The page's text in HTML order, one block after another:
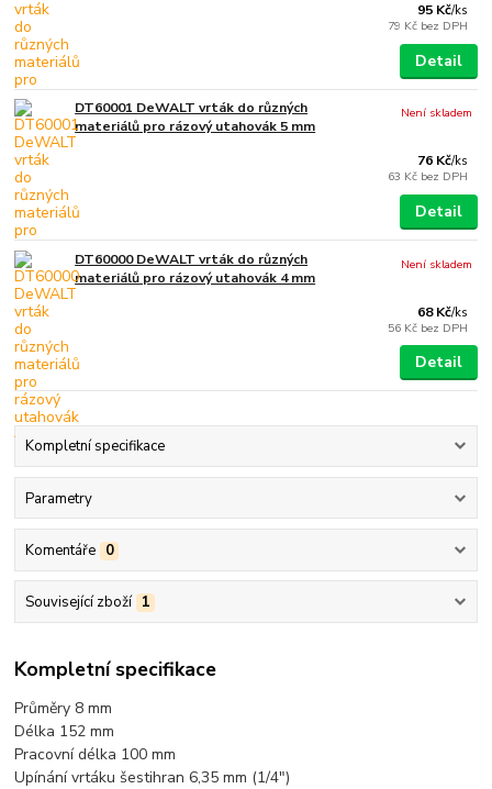
95 Kč/ks
79 Kč bez DPH
Detail
DT60001 DeWALT vrták do různých
materiálů pro rázový utahovák 5 mm
76 Kč/ks
63 Kč bez DPH
Není skladem
Detail
DT60000 DeWALT vrták do různých
materiálů pro rázový utahovák 4 mm
68 Kč/ks
56 Kč bez DPH
Není skladem
Detail
Kompletní specifikace
Parametry
Komentáře 0
Související zboží 1
Kompletní specifikace
Průměry 8 mm
Délka 152 mm
Pracovní délka 100 mm
Upínání vrtáku šestihran 6,35 mm (1/4")